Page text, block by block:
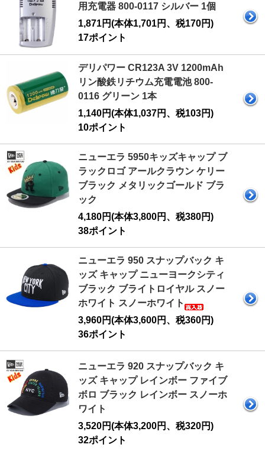
用充電器 800-0117 シルバー 1個
1,871円(本体1,701円、税170円)
17ポイント
デリパワー CR123A 3V 1200mAh
リン酸鉄リチウム充電電池 800-
0116 グリーン 1本
1,140円(本体1,037円、税103円)
10ポイント
ニューエラ 5950キッズキャップ ブ
ラックロゴ アールクラウン ケリー
ブラック メタリックゴールド ブラ
ック
4,180円(本体3,800円、税380円)
38ポイント
ニューエラ 950 スナップバック キ
ッズ キャップ ニューヨークシティ
ブラック ブライトロイヤル スノー
ホワイト スノーホワイト
3,960円(本体3,600円、税360円)
36ポイント
ニューエラ 920 スナップバック キ
ッズ キャップ レインボー ファイブ
ボロ ブラック レインボー スノーホ
ワイト
3,520円(本体3,200円、税320円)
32ポイント